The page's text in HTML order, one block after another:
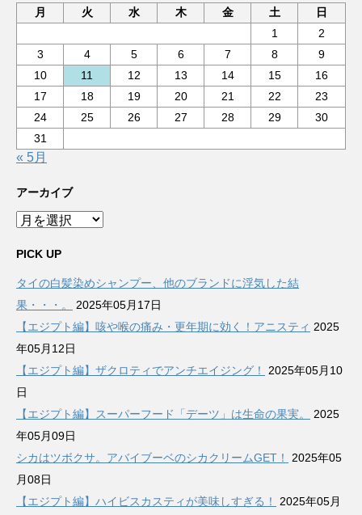
月
火 水 木 金 土
日
1
2
3
4 5 6 7 8
9
10
11 12 13 14 15
16
17
18 19 20 21 22
23
24
25 26 27 28 29
30
31
« 5月
アーカイブ
ア
カ
ブ
PICK UP
タイの白髪染めシャンプー、他のブランドに浮気した結
果・・・。
2025年05月17日
【エジプト編】咳や喉の痛み・更年期に効く！アニスティ 2025
年05月12日
【エジプト編】ザクロティでアンチエイジング！
2025年05月10
日
【エジプト編】スーパーフード「デーツ」は生命の果実。
2025
年05月09日
シカはツボクサ。アバイブーベのシカクリームGET！
2025年05
月08日
【エジプト編】ハイビスカスティが美味しすぎる！
2025年05月